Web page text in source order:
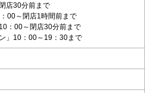
店30分前まで
00～閉店1時間前まで
：00～閉店30分前まで
」10：00～19：30まで